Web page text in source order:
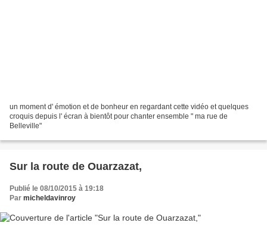
un moment d' émotion et de bonheur en regardant cette vidéo et quelques
croquis depuis l' écran à bientôt pour chanter ensemble " ma rue de
Belleville"
Sur la route de Ouarzazat,
Publié le 08/10/2015 à 19:18
Par micheldavinroy